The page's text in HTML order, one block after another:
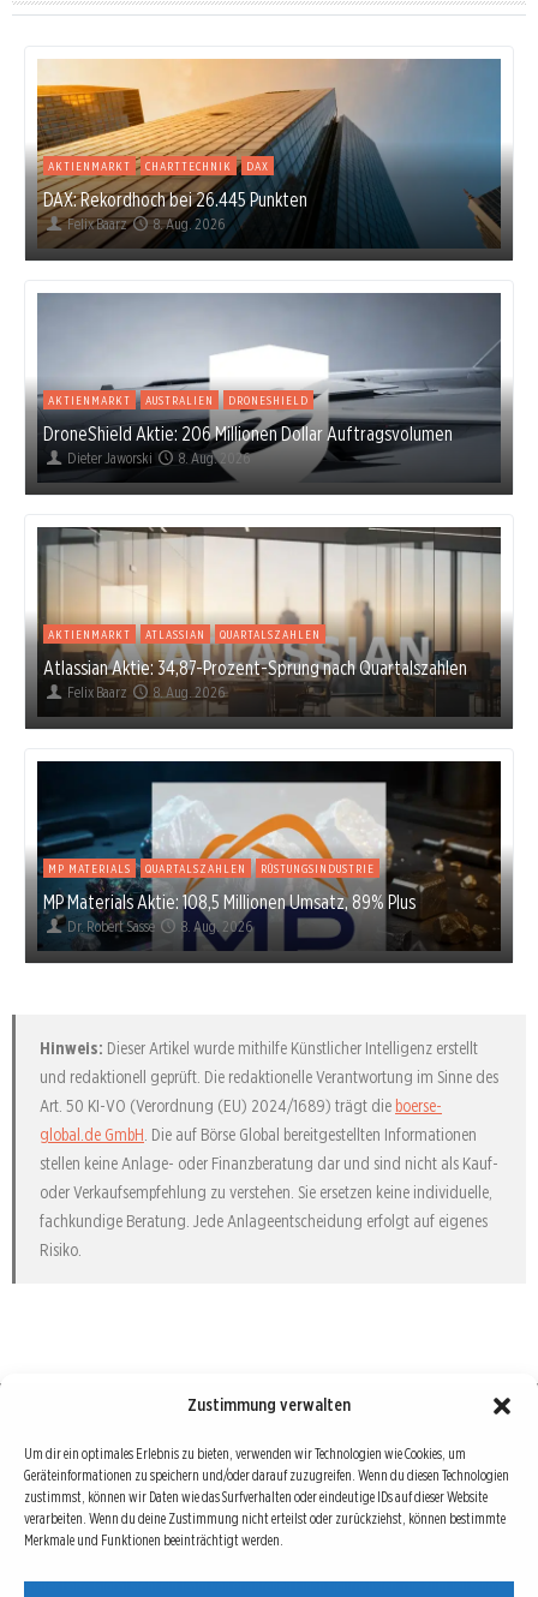
Zustimmung verwalten
Um dir ein optimales Erlebnis zu bieten, verwenden wir Technologien wie Cookies, um
Geräteinformationen zu speichern und/oder darauf zuzugreifen. Wenn du diesen Technologien
zustimmst, können wir Daten wie das Surfverhalten oder eindeutige IDs auf dieser Website
verarbeiten. Wenn du deine Zustimmung nicht erteilst oder zurückziehst, können bestimmte
Merkmale und Funktionen beeinträchtigt werden.
AKTIENMARKT CHARTTECHNIK DAX
DAX: Rekordhoch bei 26.445 Punkten
Felix Baarz 8. Aug. 2026
AKTIENMARKT AUSTRALIEN DRONESHIELD
DroneShield Aktie: 206 Millionen Dollar Auftragsvolumen
Dieter Jaworski 8. Aug. 2026
AKTIENMARKT ATLASSIAN QUARTALSZAHLEN
Atlassian Aktie: 34,87-Prozent-Sprung nach Quartalszahlen
Felix Baarz 8. Aug. 2026
MP MATERIALS QUARTALSZAHLEN RÜSTUNGSINDUSTRIE
MP Materials Aktie: 108,5 Millionen Umsatz, 89% Plus
Dr. Robert Sasse 8. Aug. 2026
Hinweis: Dieser Artikel wurde mithilfe Künstlicher Intelligenz erstellt
und redaktionell geprüft. Die redaktionelle Verantwortung im Sinne des
Art. 50 KI-VO (Verordnung (EU) 2024/1689) trägt die boerse-
global.de GmbH . Die auf Börse Global bereitgestellten Informationen
stellen keine Anlage- oder Finanzberatung dar und sind nicht als Kauf-
oder Verkaufsempfehlung zu verstehen. Sie ersetzen keine individuelle,
fachkundige Beratung. Jede Anlageentscheidung erfolgt auf eigenes
Risiko.
Börse : lokal, international, global
Erfolgreiche Börsengeschäfte bedingen vor allem drei Dinge: Verlässliche Informationen,
richtige Interpretationen und unabhängige Informationsquellen. Diese drei Bausteine sind
auch die redaktionelle Leitlinie von Börse Global.
Hinter Börse Global steht ein Team von erfahrenen Finanzjournalisten, die zum Teil schon